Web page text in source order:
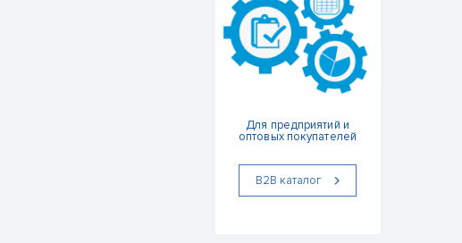
Для предприятий и
оптовых покупателей
В2В каталог